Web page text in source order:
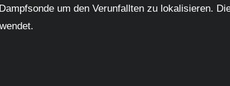
um den Verunfallten zu lokalisieren.